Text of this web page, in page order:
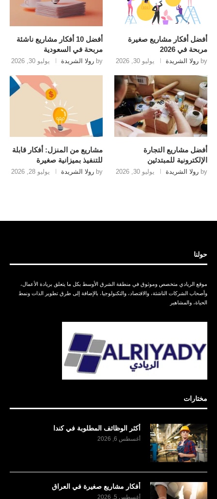
أفضل أفكار مشاريع صغيرة
مربحة في 2026
by رولا الشريدة يوليو 30, 2026
أفضل 10 أفكار مشاريع ناشئة
مربحة في السعودية
by رولا الشريدة يوليو 30, 2026
أفضل مشاريع التجارة
الإلكترونية للمبتدئين
by رولا الشريدة يوليو 30, 2026
مشاريع من المنزل: أفكار قابلة
للتنفيذ بميزانية صغيرة
by رولا الشريدة يوليو 28, 2026
حولنا
موقع الريادي متخصص وموثوق في منطقة الشرق الأوسط بكل ما يتعلق بريادة الأعمال،
وأصحاب الشركات الناشئة، والاقتصاد، والتكنولوجيا، بالإضافة إلى طرق تطوير الذات ونمط
الحياة، والمشاهير
مختارات
أكثر الوظائف المطلوبة في كندا
أغسطس 6, 2026
أفكار مشاريع صغيرة في العراق
أغسطس 5, 2026